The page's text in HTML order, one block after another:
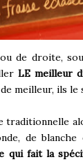
de droite,
LE meilleur
meilleur, ils le
traditionnelle
de
qui fait la